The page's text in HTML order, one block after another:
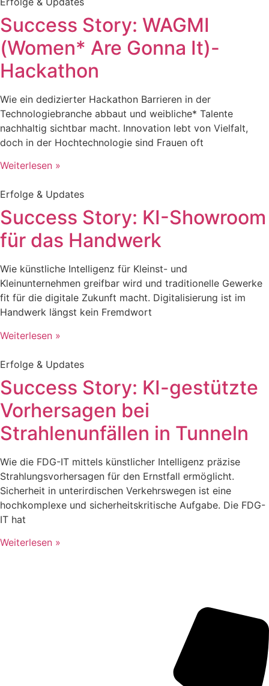
Success Story: WAGMI
(Women* Are Gonna It)-
Hackathon
Wie ein dedizierter Hackathon Barrieren in der
Technologiebranche abbaut und weibliche* Talente
nachhaltig sichtbar macht. Innovation lebt von Vielfalt,
doch in der Hochtechnologie sind Frauen oft
Weiterlesen »
Erfolge & Updates
Success Story: KI-Showroom
für das Handwerk
Wie künstliche Intelligenz für Kleinst- und
Kleinunternehmen greifbar wird und traditionelle Gewerke
fit für die digitale Zukunft macht. Digitalisierung ist im
Handwerk längst kein Fremdwort
Weiterlesen »
Erfolge & Updates
Success Story: KI-gestützte
Vorhersagen bei
Strahlenunfällen in Tunneln
Wie die FDG-IT mittels künstlicher Intelligenz präzise
Strahlungsvorhersagen für den Ernstfall ermöglicht.
Sicherheit in unterirdischen Verkehrswegen ist eine
hochkomplexe und sicherheitskritische Aufgabe. Die FDG-
IT hat
Weiterlesen »